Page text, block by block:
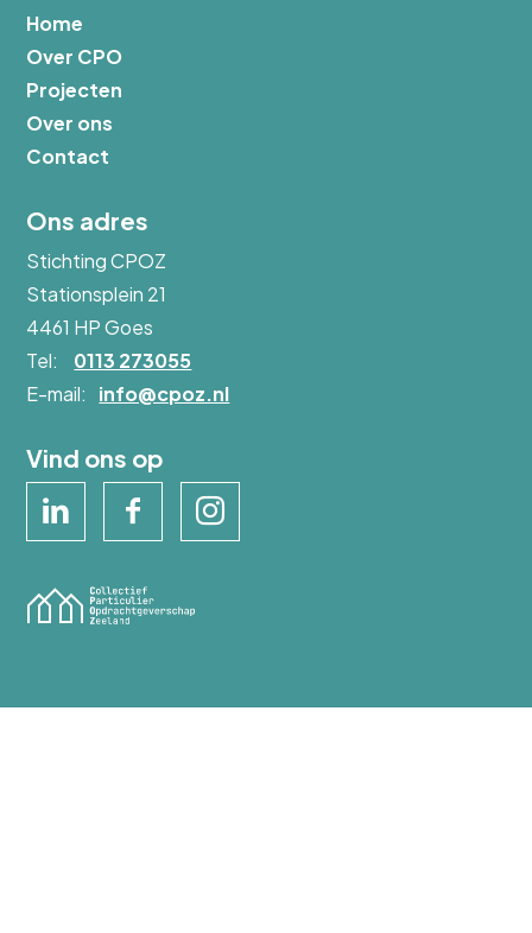
Home
Over CPO
Projecten
Over ons
Contact
Ons adres
Stichting CPOZ
Stationsplein 21
4461 HP Goes
Tel:
0113 273055
E-mail:
info@cpoz.nl
Vind ons op